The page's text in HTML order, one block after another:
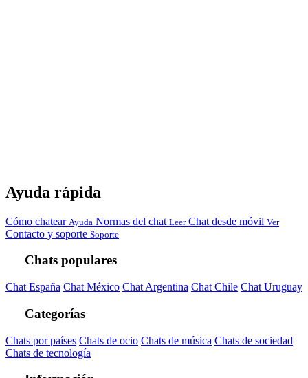
Ayuda rápida
Cómo chatear Ayuda Normas del chat Leer Chat desde móvil Ver
Contacto y soporte Soporte
Chats populares
Chat España Chat México Chat Argentina Chat Chile Chat Uruguay
Categorías
Chats por países Chats de ocio Chats de música Chats de sociedad
Chats de tecnología